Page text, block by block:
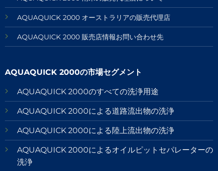
AQUAQUICK 2000 オーストラリアの販売代理店
AQUAQUICK 2000 販売店情報お問い合わせ先
AQUAQUICK 2000の市場セグメント
AQUAQUICK 2000のすべての洗浄用途
AQUAQUICK 2000による道路流出物の洗浄
AQUAQUICK 2000による陸上流出物の洗浄
AQUAQUICK 2000によるオイルピットセパレーターの
洗浄